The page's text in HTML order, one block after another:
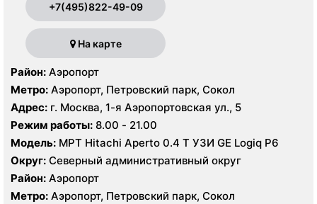
+7(495)822-49-09
На карте
Район: Аэропорт
Метро: Аэропорт, Петровский парк, Сокол
Адрес: г. Москва, 1-я Аэропортовская ул., 5
Режим работы: 8.00 - 21.00
Модель: МРТ Hitachi Aperto 0.4 Т УЗИ GE Logiq P6
Округ: Северный административный округ
Район: Аэропорт
Метро: Аэропорт, Петровский парк, Сокол